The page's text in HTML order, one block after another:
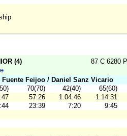
(4)
87 C 6280
Fuente Feijoo / Daniel Sanz Vicario
70(70) 42(40)
65(60)
57:26 1:04:46
1:14:31
23:39 7:20
9:45